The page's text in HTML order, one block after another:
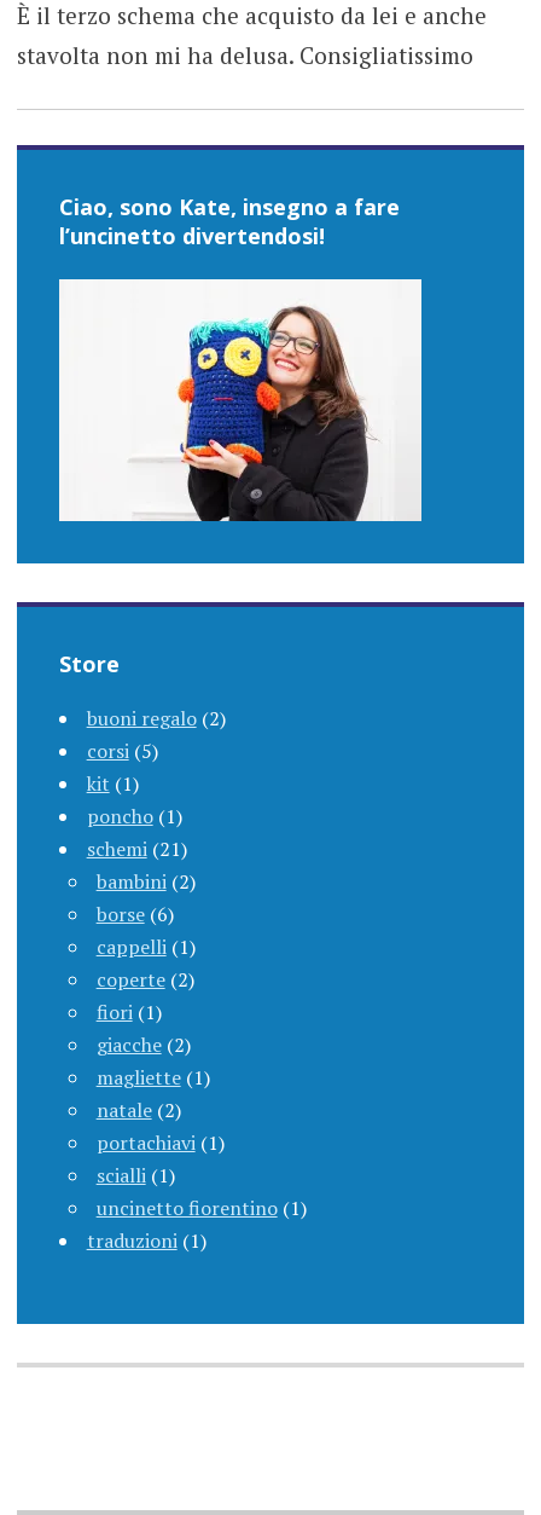
È il terzo schema che acquisto da lei e anche
stavolta non mi ha delusa. Consigliatissimo
Ciao, sono Kate, insegno a fare
l’uncinetto divertendosi!
Store
buoni regalo (2)
corsi (5)
kit (1)
poncho (1)
schemi (21)
bambini (2)
borse (6)
cappelli (1)
coperte (2)
fiori (1)
giacche (2)
magliette (1)
natale (2)
portachiavi (1)
scialli (1)
uncinetto fiorentino (1)
traduzioni (1)